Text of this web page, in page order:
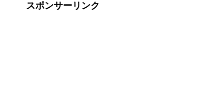
スポンサーリンク